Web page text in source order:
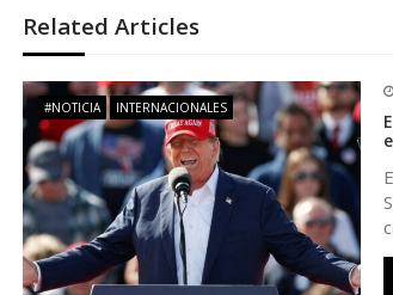
e
g
a
c
i
Related Articles
#NOTICIA INTERNACIONALES